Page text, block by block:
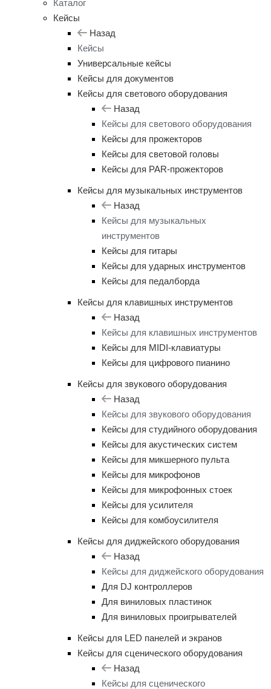
Каталог
Кейсы
Назад
Кейсы
Универсальные кейсы
Кейсы для документов
Кейсы для светового оборудования
Назад
Кейсы для светового оборудования
Кейсы для прожекторов
Кейсы для световой головы
Кейсы для PAR-прожекторов
Кейсы для музыкальных инструментов
Назад
Кейсы для музыкальных
инструментов
Кейсы для гитары
Кейсы для ударных инструментов
Кейсы для педалборда
Кейсы для клавишных инструментов
Назад
Кейсы для клавишных инструментов
Кейсы для MIDI-клавиатуры
Кейсы для цифрового пианино
Кейсы для звукового оборудования
Назад
Кейсы для звукового оборудования
Кейсы для студийного оборудования
Кейсы для акустических систем
Кейсы для микшерного пульта
Кейсы для микрофонов
Кейсы для микрофонных стоек
Кейсы для усилителя
Кейсы для комбоусилителя
Кейсы для диджейского оборудования
Назад
Кейсы для диджейского оборудования
Для DJ контроллеров
Для виниловых пластинок
Для виниловых проигрывателей
Кейсы для LED панелей и экранов
Кейсы для сценического оборудования
Назад
Кейсы для сценического